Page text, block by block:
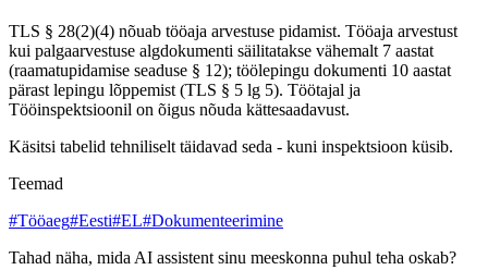
TLS § 28(2)(4) nõuab tööaja arvestuse pidamist. Tööaja arvestust
kui palgaarvestuse algdokumenti säilitatakse vähemalt 7 aastat
(raamatupidamise seaduse § 12); töölepingu dokumenti 10 aastat
pärast lepingu lõppemist (TLS § 5 lg 5). Töötajal ja
Tööinspektsioonil on õigus nõuda kättesaadavust.
Käsitsi tabelid tehniliselt täidavad seda - kuni inspektsioon küsib.
Teemad
#Tööaeg#Eesti#EL#Dokumenteerimine
Tahad näha, mida AI assistent sinu meeskonna puhul teha oskab?